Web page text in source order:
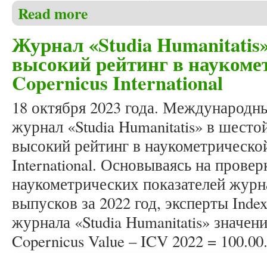
Read more
Журнал «Studia
высокий рейтинг в
Copernicus International
18 октября 2023 года.
журнал «Studia Humanitatis» в
высокий рейтинг в
International. Основываясь на
наукометрических показателей
выпусков за 2022 год, эксперты
журнала «Studia Humanitatis»
Copernicus Value – ICV 2022 = 100.00.